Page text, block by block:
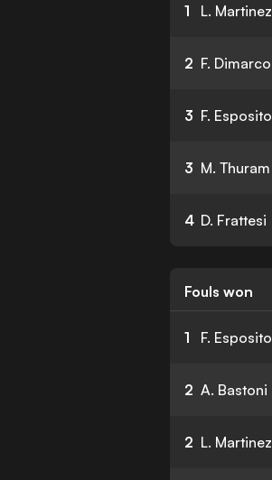
1 L. Martinez
2 F. Dimarco
3 F. Esposito
3 M. Thuram
4 D. Frattesi
Fouls won
1 F. Esposito
2 A. Bastoni
2 L. Martinez